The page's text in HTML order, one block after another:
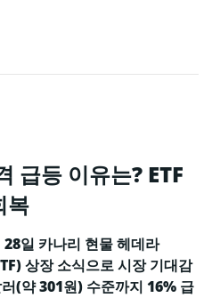
급등 이유는? ETF
복
일 카나리 현물 헤데라
상장 소식으로 시장 기대감
(약 301원) 수준까지 16% 급